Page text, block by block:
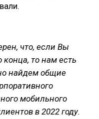
что, если Вы
то нам есть
найдем общие
мобильного
в 2022 году.